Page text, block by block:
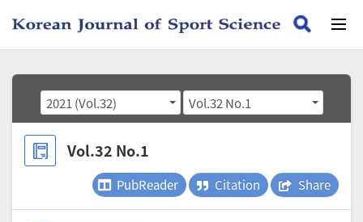
2021 (Vol.32) Vol.32 No.1
Vol.32 No.1
PubReader Citation Share